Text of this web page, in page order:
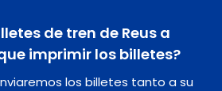
de tren de Reus a
imprimir los billetes?
los billetes tanto a su